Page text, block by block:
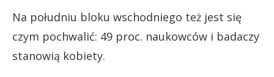
Na południu bloku wschodniego też jest się
czym pochwalić: 49 proc. naukowców i badaczy
stanowią kobiety.